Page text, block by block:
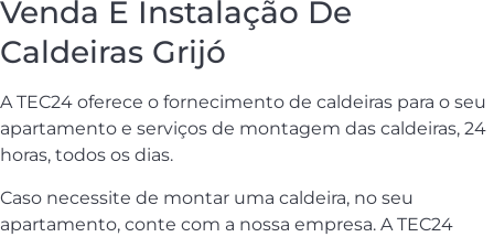
Venda E Instalação De
Caldeiras Grijó
A TEC24 oferece o fornecimento de caldeiras para o seu
apartamento e serviços de montagem das caldeiras, 24
horas, todos os dias.
Caso necessite de montar uma caldeira, no seu
apartamento, conte com a nossa empresa. A TEC24